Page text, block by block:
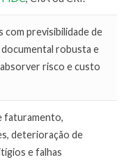
com previsibilidade de
robusta e
risco e custo
faturamento,
deterioração de
e falhas